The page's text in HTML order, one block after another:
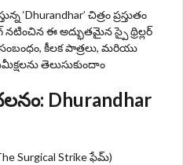
‘Dhurandhar’ చిత్రం ప్రస్తుతం
ఈ అద్భుతమైన స్పై థ్రిల్లర్
కీలక పాత్రలు, మరియు
తెలుసుకుందాం
Dhurandhar
Surgical Strike ఫేమ్)